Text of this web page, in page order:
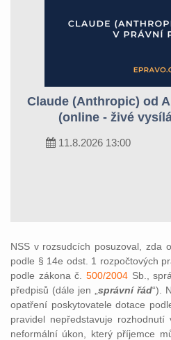
Claude (Anthropic) od
(online - živé
11.8.2026 13:00
NSS v rozsudcích posuzoval, zda
podle § 14e odst. 1 rozpočtových
podle zákona č. 500/2004 Sb.,
předpisů (dále jen „ správní řád“).
opatření poskytovatele dotace
pravidel nepředstavuje rozhodnutí
neformální úkon, který příjemce